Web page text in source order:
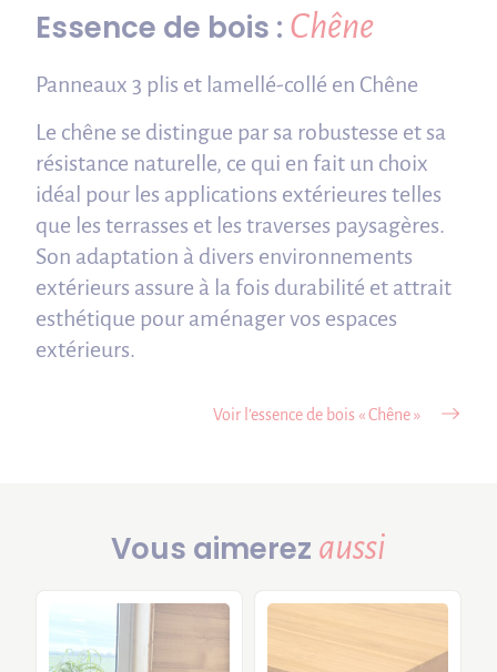
Essence de bois : Chêne
Panneaux 3 plis et lamellé-collé en Chêne
Le chêne se distingue par sa robustesse et sa
résistance naturelle, ce qui en fait un choix
idéal pour les applications extérieures telles
que les terrasses et les traverses paysagères.
Son adaptation à divers environnements
extérieurs assure à la fois durabilité et attrait
esthétique pour aménager vos espaces
extérieurs.
Voir l’essence de bois « Chêne »
Vous aimerez aussi